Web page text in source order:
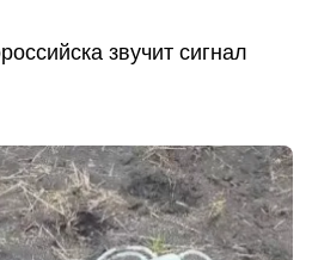
звучит сигнал